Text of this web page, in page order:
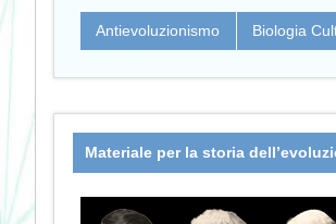
Antievoluzionismo Biologia
Materiale per la storia